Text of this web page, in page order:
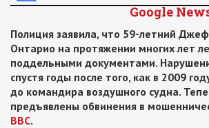
Google
Полиция заявила, что 59-летний
Онтарио на протяжении многих лет
поддельными документами.
спустя годы после того, как в 2009
до командира воздушного судна.
предъявлены обвинения в
ВВС.